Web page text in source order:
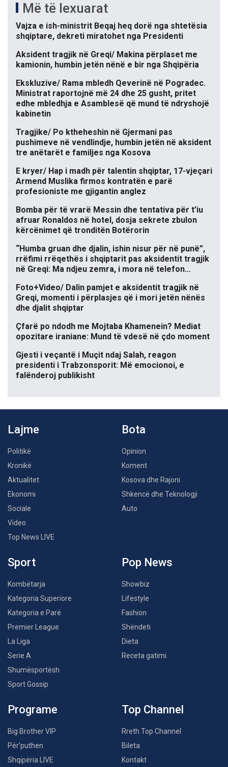
Më të lexuarat
Vajza e ish-ministrit Beqaj heq dorë nga shtetësia
shqiptare, dekreti miratohet nga Presidenti
Aksident tragjik në Greqi/ Makina përplaset me
kamionin, humbin jetën nënë e bir nga Shqipëria
Ekskluzive/ Rama mbledh Qeverinë në Pogradec.
Ministrat raportojnë më 24 dhe 25 gusht, pritet
edhe mbledhja e Asamblesë që mund të ndryshojë
kabinetin
Tragjike/ Po ktheheshin në Gjermani pas
pushimeve në vendlindje, humbin jetën në aksident
tre anëtarët e familjes nga Kosova
E kryer/ Hap i madh për talentin shqiptar, 17-vjeçari
Armend Muslika firmos kontratën e parë
profesioniste me gjigantin anglez
Bomba për të vrarë Messin dhe tentativa për t’iu
afruar Ronaldos në hotel, dosja sekrete zbulon
kërcënimet që tronditën Botërorin
“Humba gruan dhe djalin, ishin nisur për në punë”,
rrëfimi rrëqethës i shqiptarit pas aksidentit tragjik
në Greqi: Ma ndjeu zemra, i mora në telefon…
Foto+Video/ Dalin pamjet e aksidentit tragjik në
Greqi, momenti i përplasjes që i mori jetën nënës
dhe djalit shqiptar
Çfarë po ndodh me Mojtaba Khamenein? Mediat
opozitare iraniane: Mund të vdesë në çdo moment
Gjesti i veçantë i Muçit ndaj Salah, reagon
presidenti i Trabzonsporit: Më emocionoi, e
falënderoj publikisht
Lajme
Politikë
Kronikë
Aktualitet
Ekonomi
Sociale
Video
Top News LIVE
Bota
Opinion
Koment
Kosova dhe Rajoni
Shkencë dhe Teknologji
Auto
Sport
Kombëtarja
Kategoria Superiore
Kategoria e Parë
Premier League
La Liga
Serie A
Shumësportësh
Sport Gossip
Pop News
Showbiz
Lifestyle
Fashion
Shëndeti
Dieta
Receta gatimi
Programe
Big Brother VIP
Për’puthen
Shqipëria LIVE
Top Channel
Rreth Top Channel
Bileta
Kontakt